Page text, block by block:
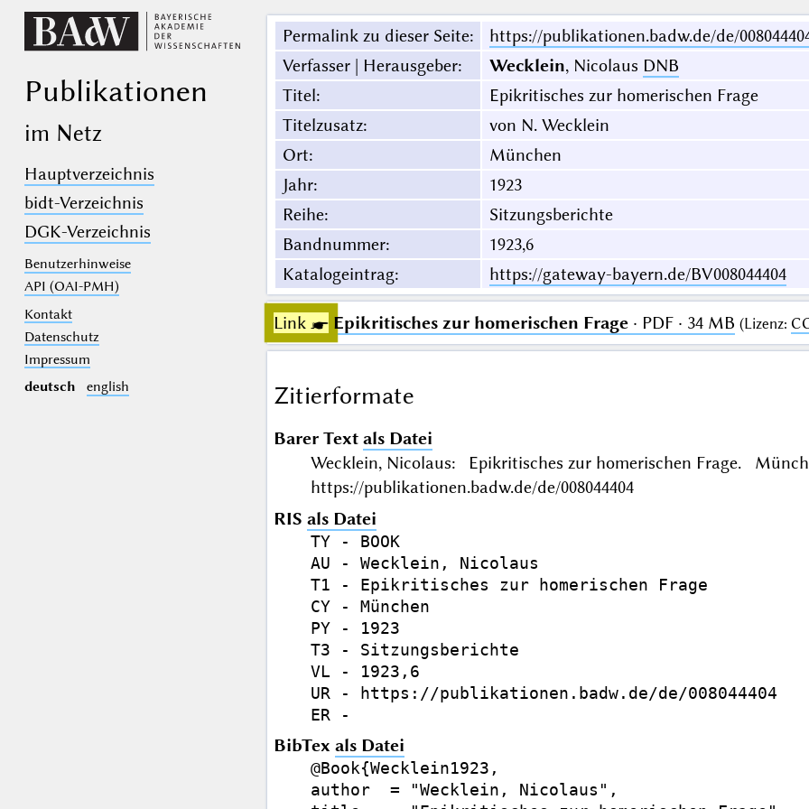
Publikationen
im Netz
Hauptverzeichnis
bidt-Verzeichnis
DGK-Verzeichnis
Benutzerhinweise
API (OAI-PMH)
Kontakt
Datenschutz
Impressum
deutsch
english
Permalink zu dieser Seite:
https://publikationen.badw.de/de/
Verfasser | Herausgeber: Wecklein, Nicolaus DNB
Titel:
Epikritisches zur homerischen Frage
Titelzusatz:
von N. Wecklein
Ort:
München
Jahr:
1923
Reihe:
Sitzungsberichte
Bandnummer:
1923,6
Katalogeintrag: https://gateway-bayern.de/BV008044404
Link ☛ Epikritisches zur homerischen Frage· PDF · 34 MB (Lizenz:
Zitierformate
Barer Text als Datei
Wecklein, Nicolaus: Epikritisches zur homerischen Frage.
https://publikationen.badw.de/de/008044404
RIS als Datei
TY - BOOK
AU - Wecklein, Nicolaus
T1 - Epikritisches zur homerischen Frage
CY - München
PY - 1923
T3 - Sitzungsberichte
VL - 1923,6
UR - https://publikationen.badw.de/de/008044404
BibTex als Datei
@Book{Wecklein1923,
author  = "Wecklein, Nicolaus",